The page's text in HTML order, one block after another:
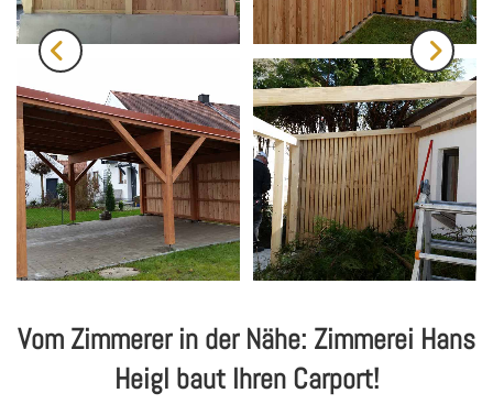
Vom Zimmerer in der Nähe: Zimmerei Hans
Heigl baut Ihren Carport!